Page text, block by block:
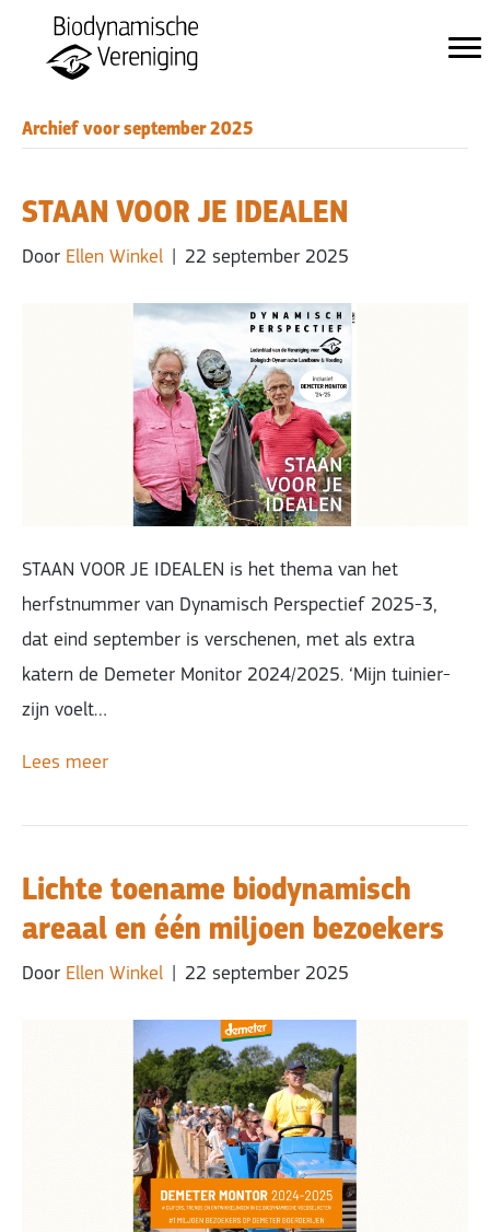
Archief voor september 2025
STAAN VOOR JE IDEALEN
Door Ellen Winkel 22 september 2025
STAAN VOOR JE IDEALEN is het thema van het
herfstnummer van Dynamisch Perspectief 2025-3,
dat eind september is verschenen, met als extra
katern de Demeter Monitor 2024/2025. ‘Mijn tuinier-
zijn voelt…
Lees meer
Lichte toename biodynamisch
areaal en één miljoen bezoekers
Door Ellen Winkel 22 september 2025